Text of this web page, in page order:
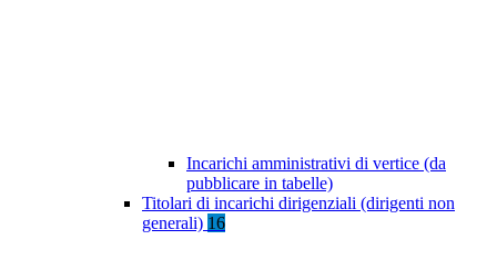
Incarichi amministrativi di vertice (da
pubblicare in tabelle)
Titolari di incarichi dirigenziali (dirigenti non
generali) 16